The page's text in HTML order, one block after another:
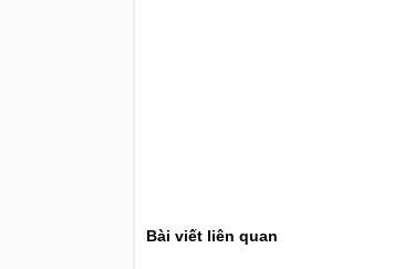
Bài viết liên quan